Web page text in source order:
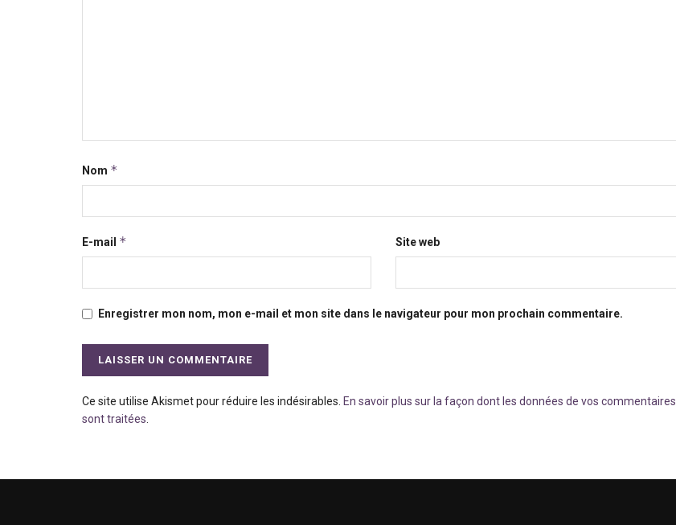
Nom *
E-mail * Site web
Enregistrer mon nom, mon e-mail et mon site dans le navigateur pour mon prochain commentaire.
Ce site utilise Akismet pour réduire les indésirables. En savoir plus sur la façon dont les données de vos commentaires
sont traitées